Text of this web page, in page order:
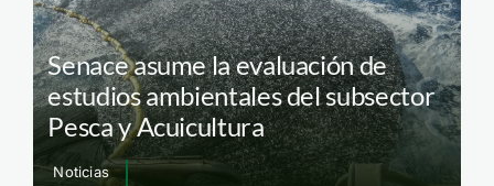
Senace asume la evaluación de
estudios ambientales del subsector
Pesca y Acuicultura
Noticias